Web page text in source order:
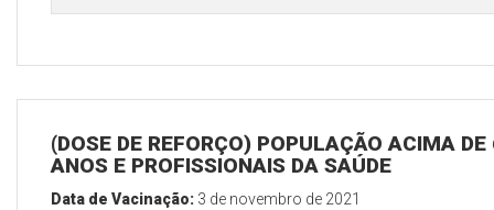
(DOSE DE REFORÇO) POPULAÇÃO ACIMA DE
ANOS E PROFISSIONAIS DA SAÚDE
Data de Vacinação: 3 de novembro de 2021